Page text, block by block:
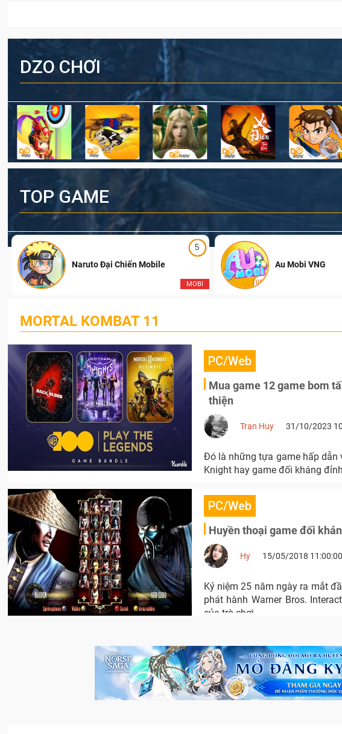
DZO CHƠI
TOP GAME
5
MOBI
Naruto Đại Chiến Mobile Au Mobi VNG
MORTAL KOMBAT 11
PC/Web
Mua game 12 game bom
thiện
Tran Huy 31/10/2023
Đó là những tựa game hấp dẫn
Knight hay game đối kháng
PC/Web
Huyền thoại game đối
Hy 15/05/2018 11:00:00
Kỷ niệm 25 năm ngày ra mắt
phát hành Warner Bros.
của trò chơi.